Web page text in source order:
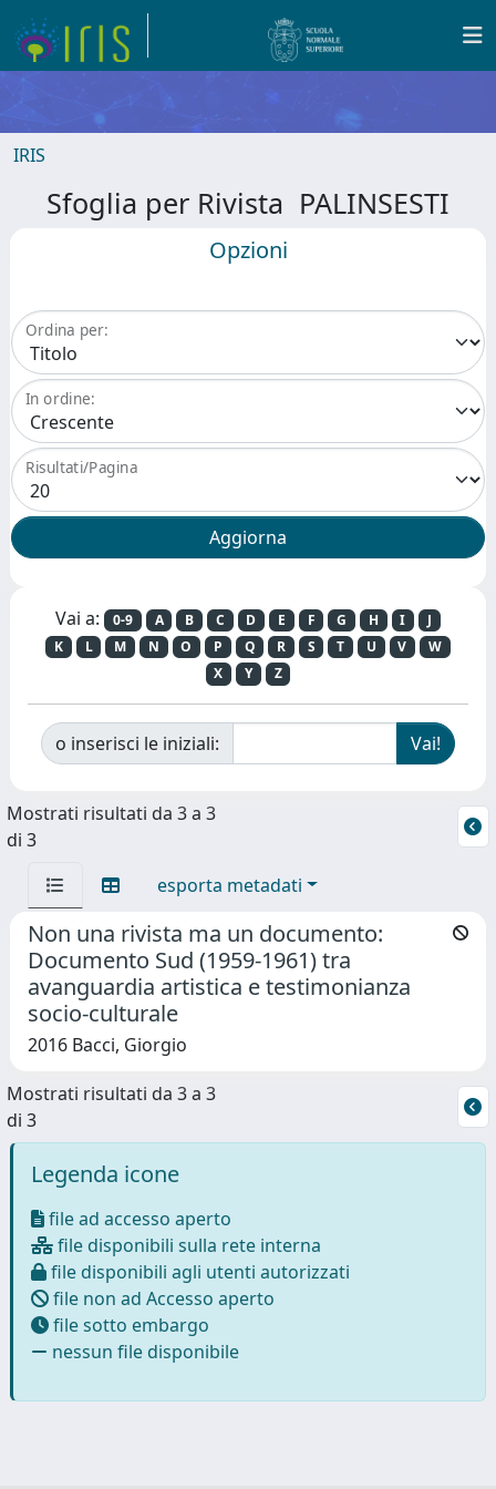
IRIS
Sfoglia per Rivista PALINSESTI
Opzioni
Ordina per:
In ordine:
Risultati/Pagina
Vai a: 0-9 A B C D E F G H I
J
K
L M N O P Q R S T U V
W
X
Y Z
o inserisci le iniziali:
Mostrati risultati da 3 a 3
di 3
esporta metadati
Non una rivista ma un documento:
Documento Sud (1959-1961) tra
avanguardia artistica e testimonianza
socio-culturale
2016 Bacci, Giorgio
Mostrati risultati da 3 a 3
di 3
Legenda icone
file ad accesso aperto
file disponibili sulla rete interna
file disponibili agli utenti autorizzati
file non ad Accesso aperto
file sotto embargo
nessun file disponibile